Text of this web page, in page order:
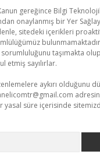
gereğince Bilgi
onaylanmış bir Yer
sitedeki içerikleri
sorumluluğunu taşımakta
etmiş sayılırlar.
aykırı olduğunu
süre içerisinde